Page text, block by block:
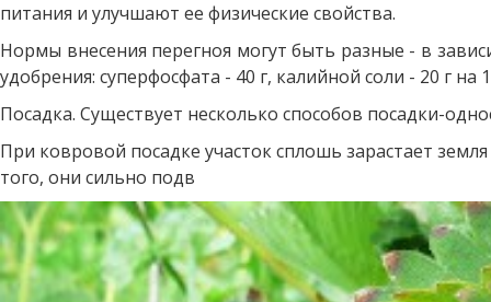
питания и улучшают ее физические свойства.
Нормы внесения перегноя могут быть разные - в
удобрения: суперфосфата - 40 г, калийной соли - 20 г
Посадка. Существует несколько способов посадки-
При ковровой посадке участок сплошь зарастает
того, они сильно подв